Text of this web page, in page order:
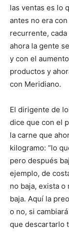
las ventas es lo
antes no era
recurrente, cada
ahora la gente
y con el
productos y
con Meridiano.
El dirigente de
dice que con el
la carne que
kilogramo: “lo
pero después
ejemplo, de
no baja, exista
baja. Aquí la
o no, si
que descartarlo